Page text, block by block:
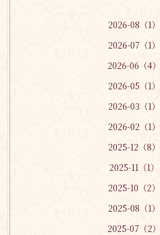
2026-08（1）
2026-07（1）
2026-06（4）
2026-05（1）
2026-03（1）
2026-02（1）
2025-12（8）
2025-11（1）
2025-10（2）
2025-08（1）
2025-07（2）